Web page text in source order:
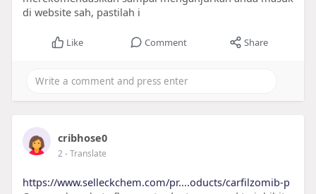
di website sah, pastilah i
Like Comment Share
cribhose0
2- Translate
https://www.selleckchem.com/pr....oducts/carfilzomib-p